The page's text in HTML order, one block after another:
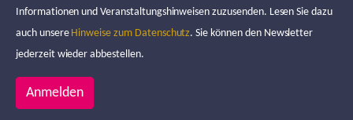
Informationen und Veranstaltungshinweisen zuzusenden. Lesen Sie dazu
auch unsere Hinweise zum Datenschutz. Sie können den Newsletter
jederzeit wieder abbestellen.
Anmelden